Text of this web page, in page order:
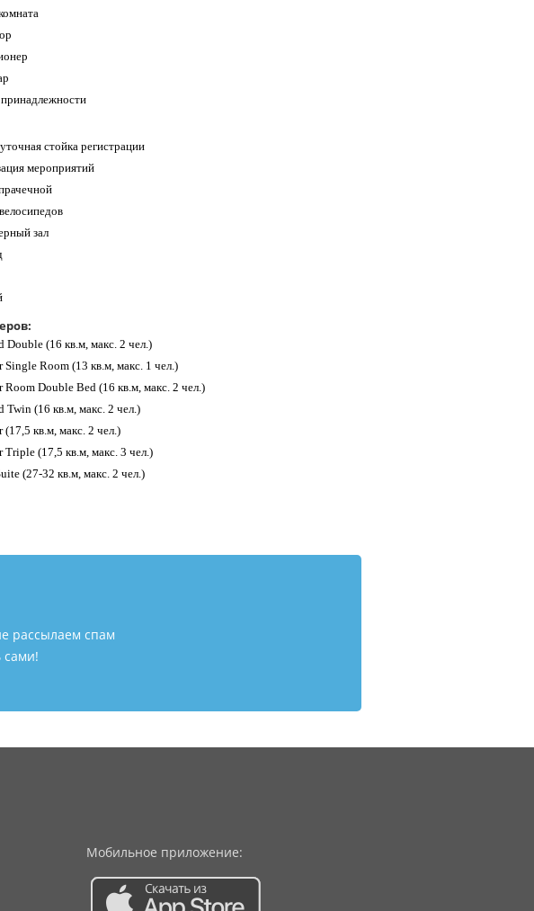
стойка регистрации
мероприятий
зал
Double (16 кв.м, макс. 2 чел.)
Single Room (13 кв.м, макс. 1 чел.)
Room Double Bed (16 кв.м, макс. 2 чел.)
Twin (16 кв.м, макс. 2 чел.)
(17,5 кв.м, макс. 2 чел.)
Triple (17,5 кв.м, макс. 3 чел.)
(27-32 кв.м, макс. 2 чел.)
рассылаем спам
сами!
Мобильное приложение: